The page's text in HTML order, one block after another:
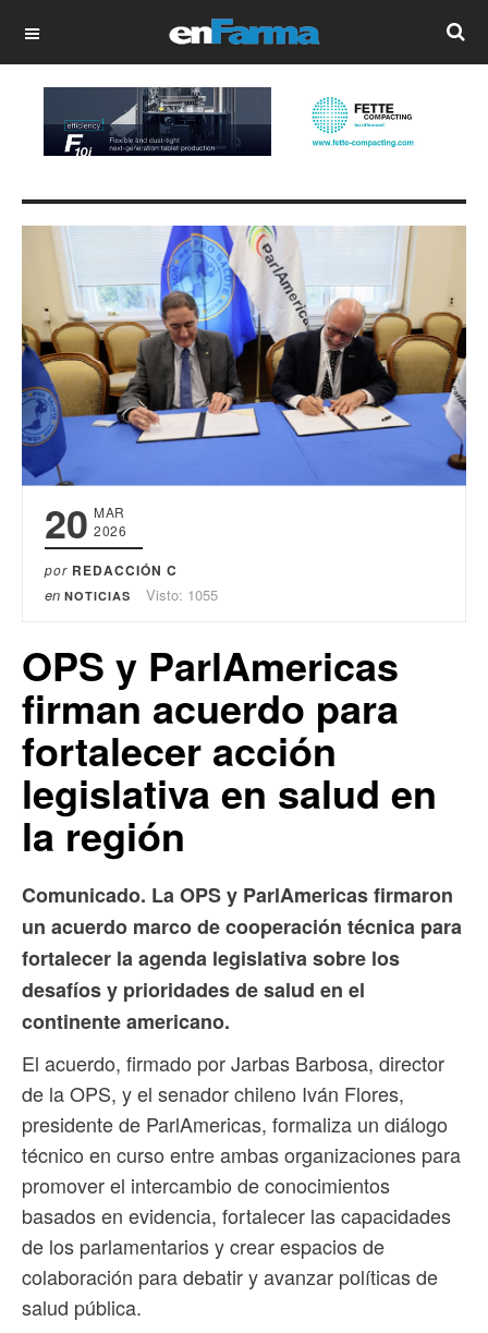
OFF CANVAS
20 MAR
2026
por REDACCIÓN C
en NOTICIAS Visto: 1055
OPS y ParlAmericas
firman acuerdo para
fortalecer acción
legislativa en salud en
la región
Comunicado. La OPS y ParlAmericas firmaron
un acuerdo marco de cooperación técnica para
fortalecer la agenda legislativa sobre los
desafíos y prioridades de salud en el
continente americano.
El acuerdo, firmado por Jarbas Barbosa, director
de la OPS, y el senador chileno Iván Flores,
presidente de ParlAmericas, formaliza un diálogo
técnico en curso entre ambas organizaciones para
promover el intercambio de conocimientos
basados en evidencia, fortalecer las capacidades
de los parlamentarios y crear espacios de
colaboración para debatir y avanzar políticas de
salud pública.